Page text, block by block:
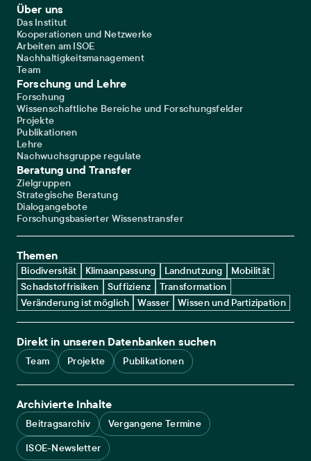
Footer Main Navigation
Über uns
Das Institut
Kooperationen und Netzwerke
Arbeiten am ISOE
Nachhaltigkeitsmanagement
Team
Forschung und Lehre
Forschung
Wissenschaftliche Bereiche und Forschungsfelder
Projekte
Publikationen
Lehre
Nachwuchsgruppe regulate
Beratung und Transfer
Zielgruppen
Strategische Beratung
Dialogangebote
Forschungsbasierter Wissenstransfer
Themen
Biodiversität Klimaanpassung Landnutzung
Mobilität
Schadstoffrisiken
Suffizienz
Transformation
Veränderung ist möglich
Wasser Wissen und Partizipation
Direkt in unseren Datenbanken suchen
Team Projekte Publikationen
Archivierte Inhalte
Beitragsarchiv
Vergangene Termine
ISOE-Newsletter